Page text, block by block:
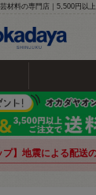
材料の専門店｜5,500円以上
プ】地震による配送